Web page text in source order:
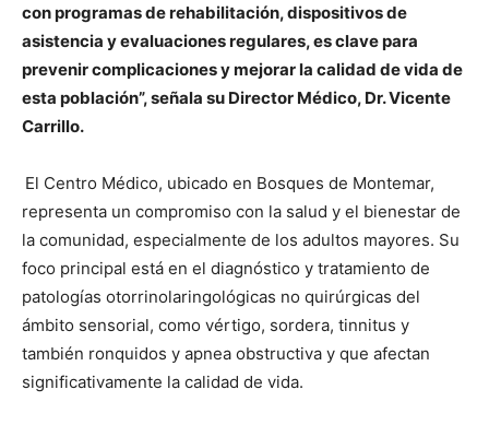
con programas de rehabilitación, dispositivos de
asistencia y evaluaciones regulares, es clave para
prevenir complicaciones y mejorar la calidad de vida de
esta población”, señala su Director Médico, Dr. Vicente
Carrillo.
El Centro Médico, ubicado en Bosques de Montemar,
representa un compromiso con la salud y el bienestar de
la comunidad, especialmente de los adultos mayores. Su
foco principal está en el diagnóstico y tratamiento de
patologías otorrinolaringológicas no quirúrgicas del
ámbito sensorial, como vértigo, sordera, tinnitus y
también ronquidos y apnea obstructiva y que afectan
significativamente la calidad de vida.